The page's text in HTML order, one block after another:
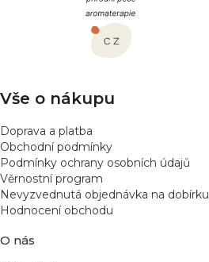
Vše o nákupu
Doprava a platba
Obchodní podmínky
Podmínky ochrany osobních údajů
Věrnostní program
Nevyzvednutá objednávka na dobírku
Hodnocení obchodu
O nás